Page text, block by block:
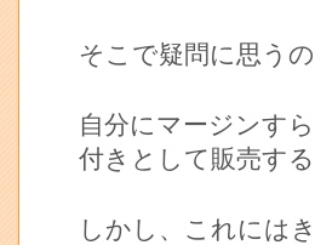
そこで疑問に思う
自分にマージンす
付きとして販売す
しかし、これには